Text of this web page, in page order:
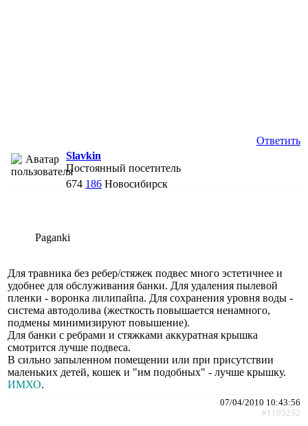
Ответить
Slavkin
Постоянный посетитель
674 186 Новосибирск
Paganki
Для травника без ребер/стяжек подвес много эстетичнее и
удобнее для обслуживания банки. Для удаления пылевой
пленки - воронка лилипайпа. Для сохранения уровня воды -
система автодолива (жесткость повышается ненамного,
подмены минимизируют повышение).
Для банки с ребрами и стяжками аккуратная крышка
смотрится лучше подвеса.
В сильно запыленном помещении или при присутствии
маленьких детей, кошек и "им подобных" - лучше крышку.
ИМХО.
07/04/2010 10:43:56
#1103232